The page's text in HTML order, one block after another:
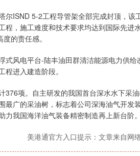
ISND 5-2工程导管架全部完成封顶，该
，施工难度和技术要求均达到国际先进
的责任感。
风电平台-陆丰油田群清洁能源电力供给
进入建造阶段。
项。自主研发的我国首台深水水下采
广的采油树，标志着公司深海油气开发
我国海洋油气装备精密制造再上新台阶。
美港通官方入口提示：文章来自网